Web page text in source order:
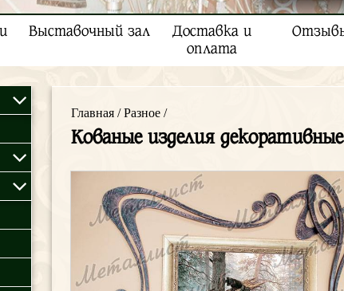
Выставочный зал
Доставка и
оплата
Главная/Разное/
Кованые изделия декоративные